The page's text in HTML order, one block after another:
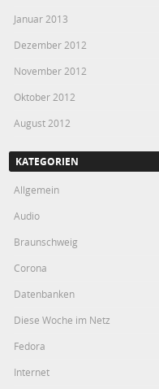
Januar 2013
Dezember 2012
November 2012
Oktober 2012
August 2012
KATEGORIEN
Allgemein
Audio
Braunschweig
Corona
Datenbanken
Diese Woche im Netz
Fedora
Internet